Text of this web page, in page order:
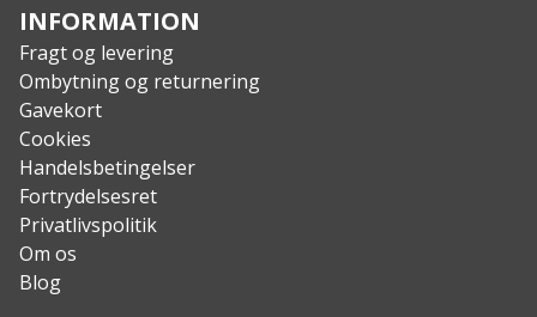
Tovejs YKK® lynlås foran
Eksklusiv Softie® Premier isolering
Velcrolapper på ærmerne til militær brug
Elastisk justerbar hals og kant hjælper med at
holde på kropsvarme luft og isolerer mod træk
Elastiske manchetter med tommelfingerløkker
Leveres med en sæk med meshbund for nem
kompakt bæring
Indvendig brystlomme med YKK® lynlås
Vindtæt, åndbar og vandafvisende
Specs
INFORMATION
Fragt og levering
Ombytning og returnering
Gavekort
Cookies
Handelsbetingelser
Fortrydelsesret
Privatlivspolitik
Om os
Blog